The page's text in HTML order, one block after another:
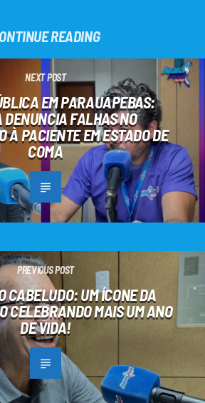
READING
NEXT POST
EM PARAUAPEBAS:
FALHAS NO
À PACIENTE EM ESTADO DE
COMA
PREVIOUS POST
CABELUDO: UM ÍCONE DA
CELEBRANDO MAIS UM ANO
DE VIDA!